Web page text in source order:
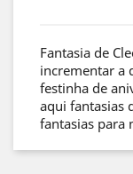
Fantasia de
incrementar a
festinha de
aqui fantasias
fantasias para